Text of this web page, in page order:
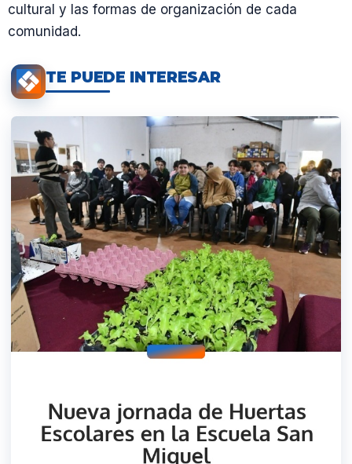
cultural y las formas de organización de cada
comunidad.
TE PUEDE INTERESAR